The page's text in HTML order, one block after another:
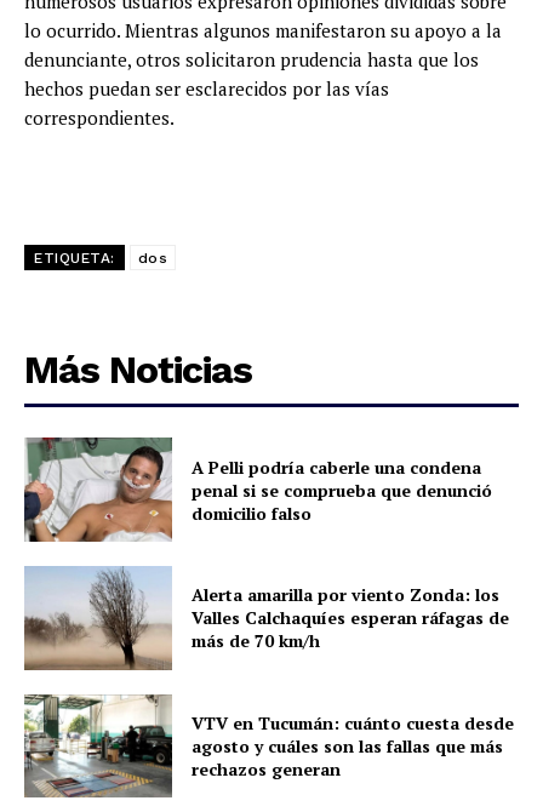
lo ocurrido. Mientras algunos manifestaron su apoyo a la
denunciante, otros solicitaron prudencia hasta que los
hechos puedan ser esclarecidos por las vías
correspondientes.
ETIQUETA: dos
Más Noticias
A Pelli podría caberle una condena
penal si se comprueba que denunció
domicilio falso
Alerta amarilla por viento Zonda: los
Valles Calchaquíes esperan ráfagas de
más de 70 km/h
VTV en Tucumán: cuánto cuesta desde
agosto y cuáles son las fallas que más
rechazos generan